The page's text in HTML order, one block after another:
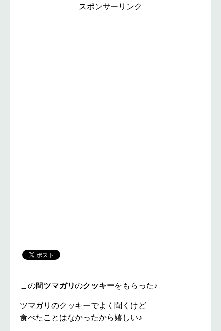
スポンサーリンク
この間ツマガリのクッキーをもらった♪
ツマガリのクッキーでよく聞くけど
食べたことはなかったから嬉しい♪